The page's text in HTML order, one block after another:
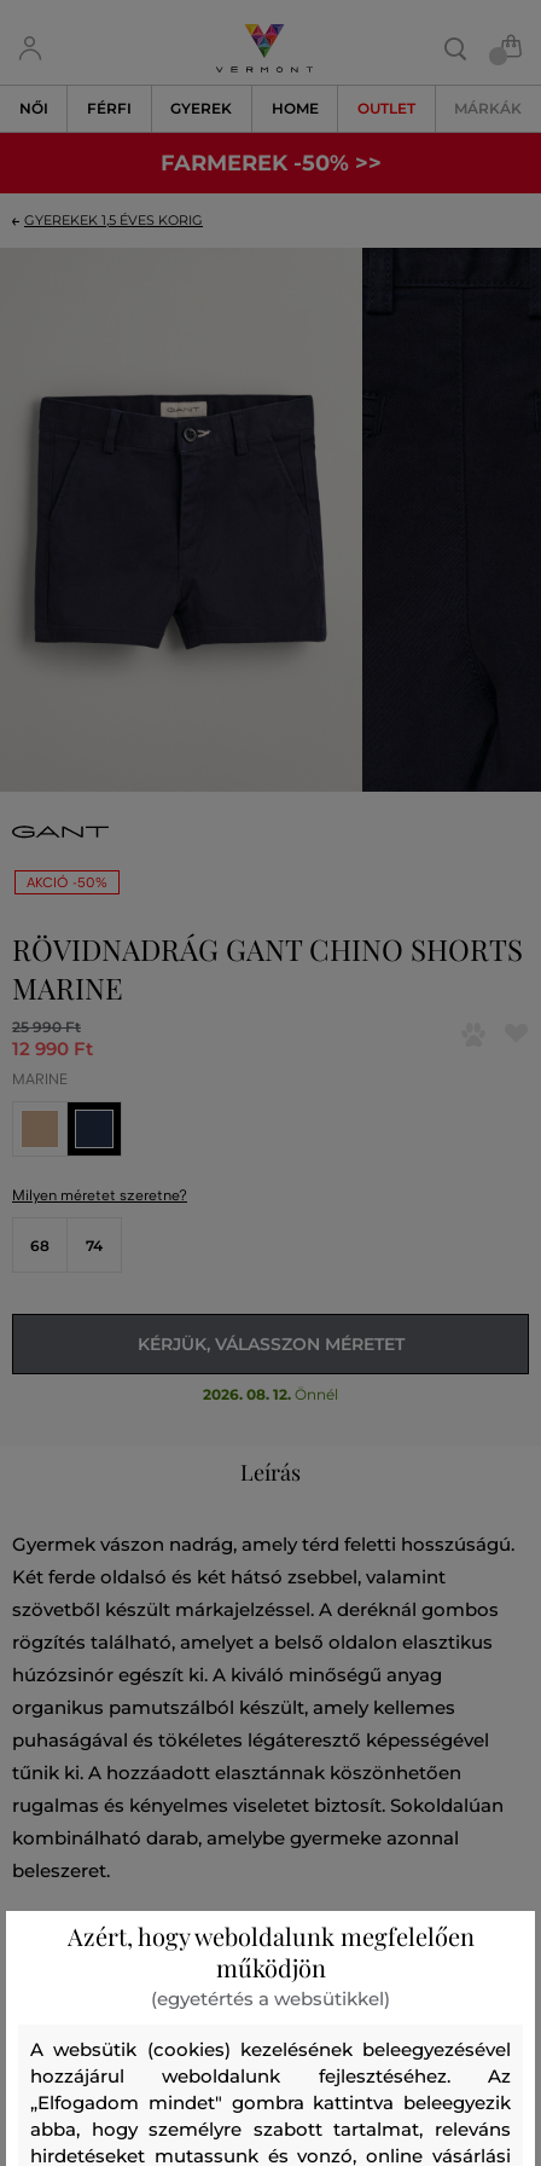
NŐI FÉRFI GYEREK HOME OUTLET MÁRKÁK
FARMEREK -50% >>
GYEREKEK 1,5 ÉVES KORIG
AKCIÓ -50%
RÖVIDNADRÁG GANT CHINO SHORTS
MARINE
25 990 Ft
12 990 Ft
MARINE
Milyen méretet szeretne?
68 74
KÉRJÜK, VÁLASSZON MÉRETET
2026. 08. 12. Önnél
Leírás
Gyermek vászon nadrág, amely térd feletti hosszúságú.
Két ferde oldalsó és két hátsó zsebbel, valamint
szövetből készült márkajelzéssel. A deréknál gombos
rögzítés található, amelyet a belső oldalon elasztikus
húzózsinór egészít ki. A kiváló minőségű anyag
organikus pamutszálból készült, amely kellemes
puhaságával és tökéletes légáteresztő képességével
tűnik ki. A hozzáadott elasztánnak köszönhetően
rugalmas és kényelmes viseletet biztosít. Sokoldalúan
kombinálható darab, amelybe gyermeke azonnal
beleszeret.
Szabás/Típus REGULAR Szezon: PS24
Termék kódja
Összetétel
felső anyag
PAMUT ELASZTÁN ORGANIKUS PAMUT
Azért, hogy weboldalunk megfelelően
működjön
(egyetértés a websütikkel)
A websütik (cookies) kezelésének beleegyezésével
hozzájárul weboldalunk fejlesztéséhez. Az
„Elfogadom mindet" gombra kattintva beleegyezik
abba, hogy személyre szabott tartalmat, releváns
hirdetéseket mutassunk és vonzó, online vásárlási